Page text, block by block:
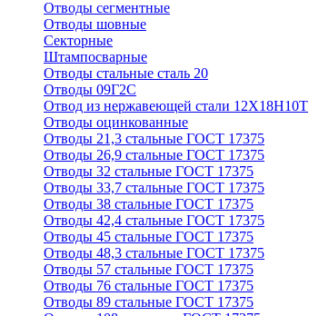
Отводы сегментные
Отводы шовные
Секторные
Штампосварные
Отводы стальные сталь 20
Отводы 09Г2С
Отвод из нержавеющей стали 12Х18Н10Т
Отводы оцинкованные
Отводы 21,3 стальные ГОСТ 17375
Отводы 26,9 стальные ГОСТ 17375
Отводы 32 стальные ГОСТ 17375
Отводы 33,7 стальные ГОСТ 17375
Отводы 38 стальные ГОСТ 17375
Отводы 42,4 стальные ГОСТ 17375
Отводы 45 стальные ГОСТ 17375
Отводы 48,3 стальные ГОСТ 17375
Отводы 57 стальные ГОСТ 17375
Отводы 76 стальные ГОСТ 17375
Отводы 89 стальные ГОСТ 17375